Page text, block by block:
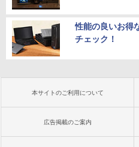
性能の良いお得
チェック！
本サイトのご利用について
広告掲載のご案内